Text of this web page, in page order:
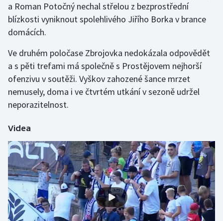
Házená
Judo
Krasobruslení
Lezení
Moderní pětiboj
Motorsport
Olympijské hry
a Roman Potočný nechal střelou z bezprostřední
blízkosti vyniknout spolehlivého Jiřího Borka v brance
domácích.
Ve druhém poločase Zbrojovka nedokázala odpovědět
a s pěti trefami má společně s Prostějovem nejhorší
ofenzivu v soutěži. Vyškov zahozené šance mrzet
nemusely, doma i ve čtvrtém utkání v sezoně udržel
neporazitelnost.
Videa